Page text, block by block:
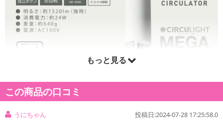
もっと見る
この商品の口コミ
うにちゃん 投稿日:2024-07-28 17:25:58.0